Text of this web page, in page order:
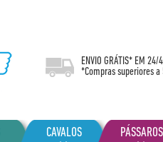
ENVIO GRÁTIS* EM 24/
*Compras superiores a
CAVALOS PÁSSAROS